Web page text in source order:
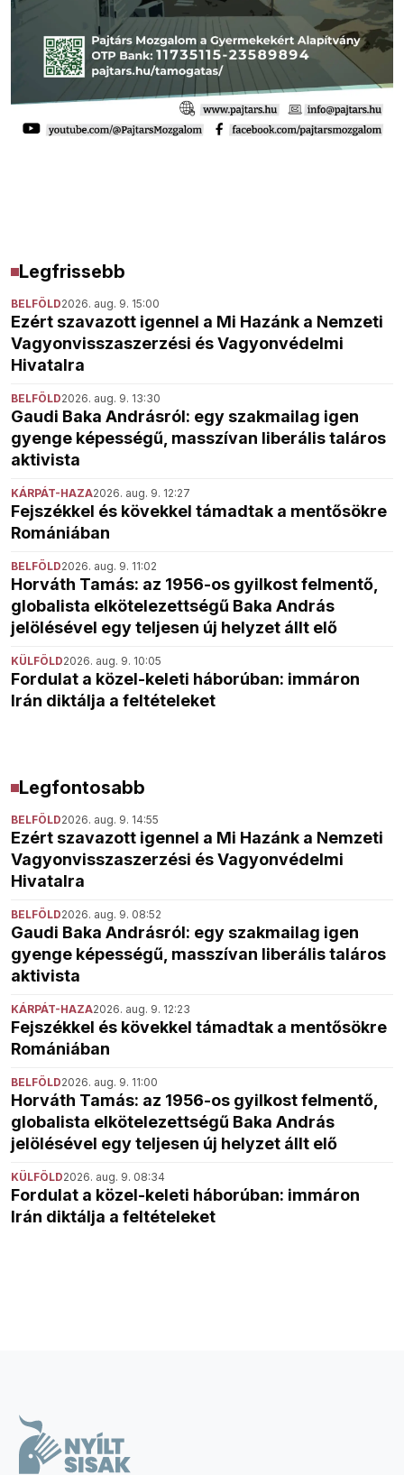
Legfrissebb
BELFÖLD2026. aug. 9. 15:00
Ezért szavazott igennel a Mi Hazánk a Nemzeti
Vagyonvisszaszerzési és Vagyonvédelmi
Hivatalra
BELFÖLD2026. aug. 9. 13:30
Gaudi Baka Andrásról: egy szakmailag igen
gyenge képességű, masszívan liberális taláros
aktivista
KÁRPÁT-HAZA2026. aug. 9. 12:27
Fejszékkel és kövekkel támadtak a mentősökre
Romániában
BELFÖLD2026. aug. 9. 11:02
Horváth Tamás: az 1956-os gyilkost felmentő,
globalista elkötelezettségű Baka András
jelölésével egy teljesen új helyzet állt elő
KÜLFÖLD2026. aug. 9. 10:05
Fordulat a közel-keleti háborúban: immáron
Irán diktálja a feltételeket
Legfontosabb
BELFÖLD2026. aug. 9. 14:55
Ezért szavazott igennel a Mi Hazánk a Nemzeti
Vagyonvisszaszerzési és Vagyonvédelmi
Hivatalra
BELFÖLD2026. aug. 9. 08:52
Gaudi Baka Andrásról: egy szakmailag igen
gyenge képességű, masszívan liberális taláros
aktivista
KÁRPÁT-HAZA2026. aug. 9. 12:23
Fejszékkel és kövekkel támadtak a mentősökre
Romániában
BELFÖLD2026. aug. 9. 11:00
Horváth Tamás: az 1956-os gyilkost felmentő,
globalista elkötelezettségű Baka András
jelölésével egy teljesen új helyzet állt elő
KÜLFÖLD2026. aug. 9. 08:34
Fordulat a közel-keleti háborúban: immáron
Irán diktálja a feltételeket